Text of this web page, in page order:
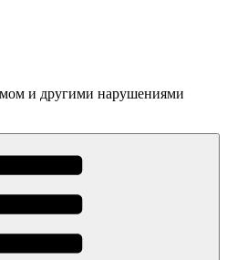
и другими нарушениями